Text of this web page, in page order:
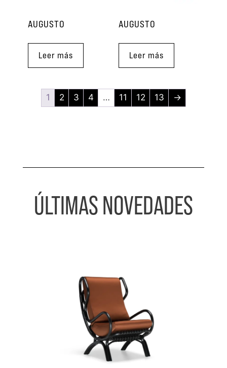
AUGUSTO
Leer más
AUGUSTO
Leer más
1 2 3 4 … 11 12 13 →
ÚLTIMAS NOVEDADES